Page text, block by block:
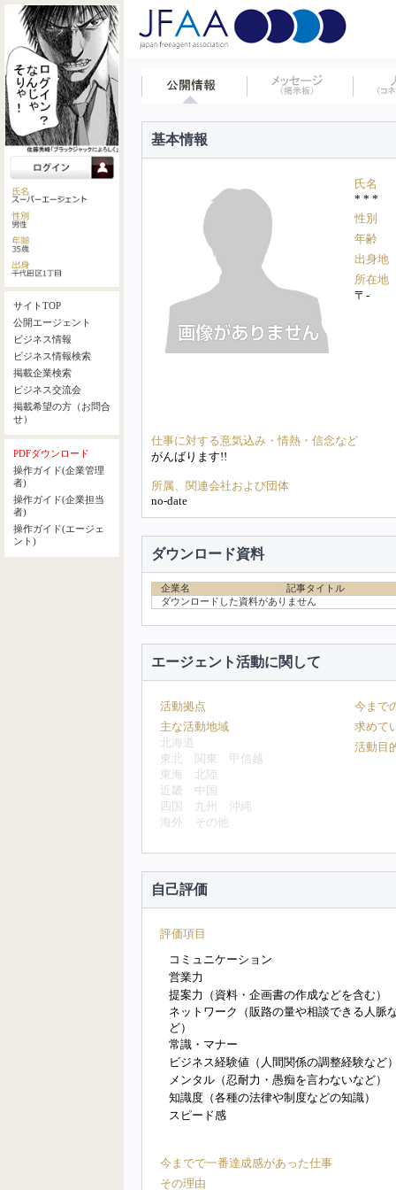
サイトTOP
公開エージェント
ビジネス情報
ビジネス情報検索
掲載企業検索
ビジネス交流会
掲載希望の方（お問合
せ）
PDFダウンロード
操作ガイド(企業管理
者)
操作ガイド(企業担当
者)
操作ガイド(エージェ
ント)
基本情報
氏名
* * *
性別
年齢
出身地
所在地
〒-
仕事に対する意気込み・情熱・信念など
がんばります!!
所属、関連会社および団体
no-date
ダウンロード資料
企業名
記事タイトル
ダウンロードした資料がありません
エージェント活動に関して
活動拠点
主な活動地域
北海道
東北
関東
甲信越
東海
北陸
近畿
中国
四国
九州
沖縄
海外
その他
今まで
求めて
活動目
自己評価
評価項目
コミュニケーション
営業力
提案力（資料・企画書の作成などを含む）
ネットワーク（販路の量や相談できる人脈
ど）
常識・マナー
ビジネス経験値（人間関係の調整経験など
メンタル（忍耐力・愚痴を言わないなど）
知識度（各種の法律や制度などの知識）
スピード感
今までで一番達成感があった仕事
その理由